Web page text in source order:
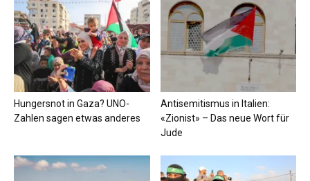
Hungersnot in Gaza? UNO-
Zahlen sagen etwas anderes
Antisemitismus in Italien:
«Zionist» – Das neue Wort für
Jude